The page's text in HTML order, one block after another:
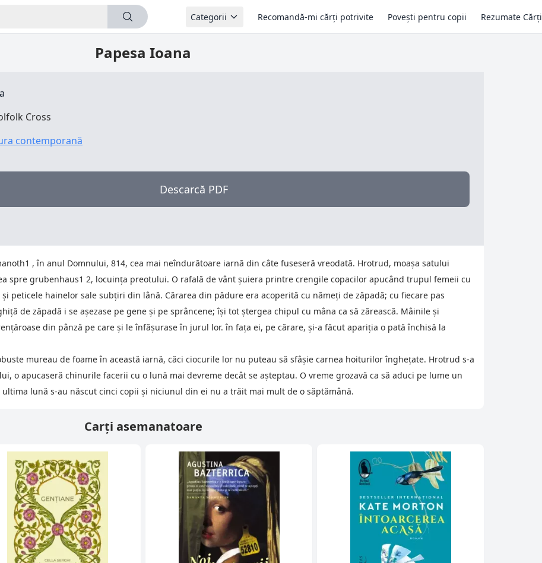
Categorii Recomandă-mi cărți potrivite Povești pentru copii Rezumate Cărți
Papesa Ioana
Cross
contemporană
Descarcă PDF
, în anul Domnului, 814, cea mai neîndurătoare iarnă din câte fuseseră vreodată. Hrotrud, moaşa satului
spre grubenhaus1 2, locuinţa preotului. O rafală de vânt şuiera printre crengile copacilor apucând trupul femeii cu
peticele hainelor sale subţiri din lână. Cărarea din pădure era acoperită cu nămeţi de zăpadă; cu fiecare pas
de zăpadă i se aşezase pe gene şi pe sprâncene; îşi tot ştergea chipul cu mâna ca să zărească. Mâinile şi
din pânză pe care şi le înfăşurase în jurul lor. în faţa ei, pe cărare, şi-a făcut apariţia o pată închisă la
mureau de foame în această iarnă, căci ciocurile lor nu puteau să sfâşie carnea hoiturilor îngheţate. Hrotrud s-a
o apucaseră chinurile facerii cu o lună mai devreme decât se aşteptau. O vreme grozavă ca să aduci pe lume un
lună s-au născut cinci copii şi niciunul din ei nu a trăit mai mult de o săptămână.
Carți asemanatoare